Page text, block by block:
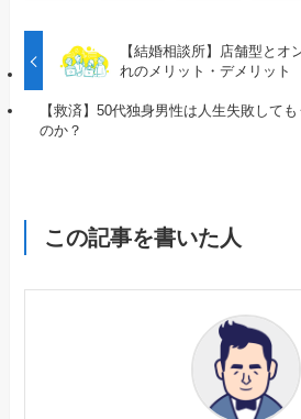
【結婚相談所】店舗型とオ
れのメリット・デメリット
【救済】50代独身男性は人生失敗して
のか？
この記事を書いた人